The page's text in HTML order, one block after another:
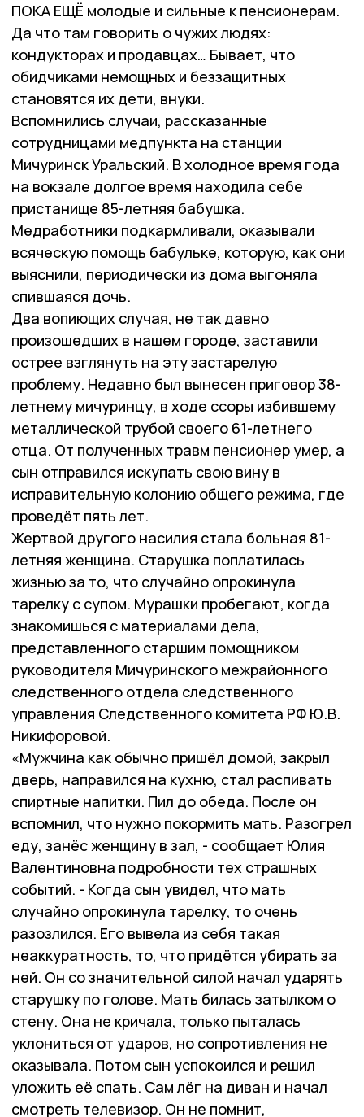
ПОКА ЕЩЁ молодые и сильные к пенсионерам.
Да что там говорить о чужих людях:
кондукторах и продавцах… Бывает, что
обидчиками немощных и беззащитных
становятся их дети, внуки.
Вспомнились случаи, рассказанные
сотрудницами медпункта на станции
Мичуринск Уральский. В холодное время года
на вокзале долгое время находила себе
пристанище 85-летняя бабушка.
Медработники подкармливали, оказывали
всяческую помощь бабульке, которую, как они
выяснили, периодически из дома выгоняла
спившаяся дочь.
Два вопиющих случая, не так давно
произошедших в нашем городе, заставили
острее взглянуть на эту застарелую
проблему. Недавно был вынесен приговор 38-
летнему мичуринцу, в ходе ссоры избившему
металлической трубой своего 61-летнего
отца. От полученных травм пенсионер умер, а
сын отправился искупать свою вину в
исправительную колонию общего режима, где
проведёт пять лет.
Жертвой другого насилия стала больная 81-
летняя женщина. Старушка поплатилась
жизнью за то, что случайно опрокинула
тарелку с супом. Мурашки пробегают, когда
знакомишься с материалами дела,
представленного старшим помощником
руководителя Мичуринского межрайонного
следственного отдела следственного
управления Следственного комитета РФ Ю.В.
Никифоровой.
«Мужчина как обычно пришёл домой, закрыл
дверь, направился на кухню, стал распивать
спиртные напитки. Пил до обеда. После он
вспомнил, что нужно покормить мать. Разогрел
еду, занёс женщину в зал, - сообщает Юлия
Валентиновна подробности тех страшных
событий. - Когда сын увидел, что мать
случайно опрокинула тарелку, то очень
разозлился. Его вывела из себя такая
неаккуратность, то, что придётся убирать за
ней. Он со значительной силой начал ударять
старушку по голове. Мать билась затылком о
стену. Она не кричала, только пыталась
уклониться от ударов, но сопротивления не
оказывала. Потом сын успокоился и решил
уложить её спать. Сам лёг на диван и начал
смотреть телевизор. Он не помнит,